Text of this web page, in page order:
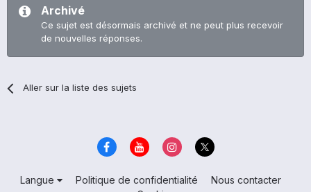
Archivé
Ce sujet est désormais archivé et ne peut plus recevoir
de nouvelles réponses.
Aller sur la liste des sujets
Langue Politique de confidentialité
Nous contacter